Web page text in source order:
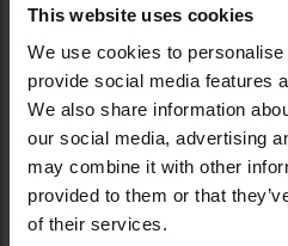
This website uses cookies
We use cookies to
provide social media features
We also share information
our social media, advertising
may combine it with other
provided to them or that
of their services.
КЛЮЧОВІ
Серія Bushnell Trophy
Сталеве збільшення 10x
Об'єктив діаметром 50 мм
Висока передача світла
Точність кольорів і
Конструкція Roof
Оптичне скло BaK-4